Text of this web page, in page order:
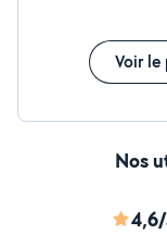
Voir le
Nos